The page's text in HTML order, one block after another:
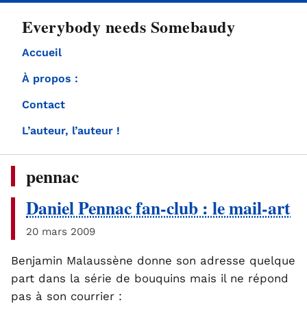
Everybody needs Somebaudy
Accueil
À propos :
Contact
L’auteur, l’auteur !
pennac
Daniel Pennac fan-club : le mail-art
20 mars 2009
Benjamin Malaussène donne son adresse quelque
part dans la série de bouquins mais il ne répond
pas à son courrier :